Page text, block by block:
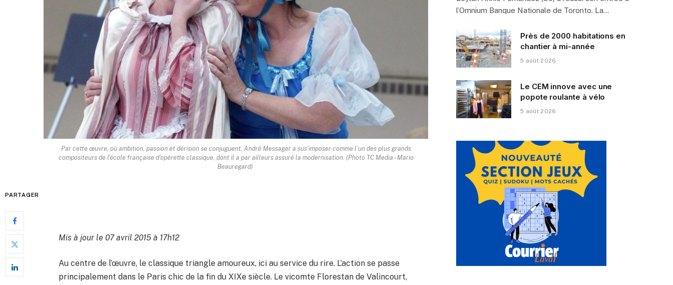
Par cette œuvre, où ambition, passion et dérision se conjuguent, André Messager a sus’imposer comme l’un des plus grands
compositeurs de l'école française d'opérette classique, dont il a par ailleurs assuré la modernisation. (Photo TC Media - Mario
Beauregard)
PARTAGER
Mis à jour le 07 avril 2015 à 17h12
Au centre de l’œuvre, le classique triangle amoureux, ici au service du rire. L’action se passe
principalement dans le Paris chic de la fin du XIXe siècle. Le vicomte Florestan de Valincourt,
l’Omnium Banque Nationale de Toronto. La…
Près de 2000 habitations en
chantier à mi-année
5 août 2026
Le CEM innove avec une
popote roulante à vélo
5 août 2026